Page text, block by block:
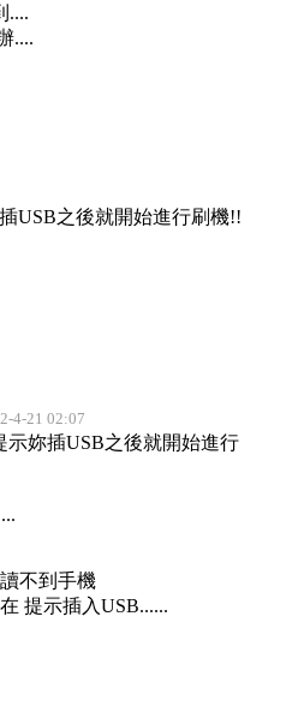
....
....
USB之後就開始進行刷機!!
4-21 02:07
示妳插USB之後就開始進行
不到手機
提示插入USB......